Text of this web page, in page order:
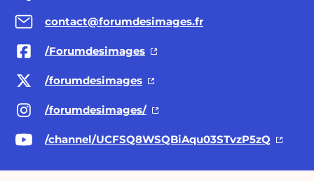
contact@forumdesimages.fr
/Forumdesimages
/forumdesimages
/forumdesimages/
/channel/UCFSQ8WSQBiAqu03STvzP5zQ